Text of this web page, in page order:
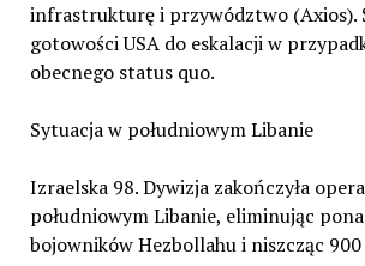
infrastrukturę i przywództwo (Axios).
gotowości USA do eskalacji w
obecnego status quo.
Sytuacja w południowym Libanie
Izraelska 98. Dywizja zakończyła
południowym Libanie, eliminując
bojowników Hezbollahu i niszcząc